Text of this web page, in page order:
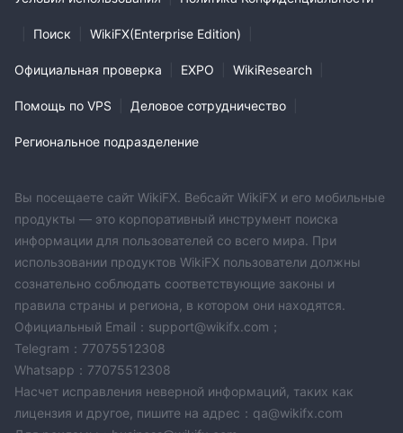
Поиск WikiFX(Enterprise Edition)
Официальная проверка EXPO WikiResearch
Помощь по VPS Деловое сотрудничество
Региональное подразделение
Вы посещаете сайт WikiFX. Вебсайт WikiFX и его мобильные
продукты — это корпоративный инструмент поиска
информации для пользователей со всего мира. При
использовании продуктов WikiFX пользователи должны
сознательно соблюдать соответствующие законы и
правила страны и региона, в котором они находятся.
Официальный Email：support@wikifx.com；
Telegram：77075512308
Whatsapp：77075512308
Насчет исправления неверной информаций, таких как
лицензия и другое, пишите на адрес：qa@wikifx.com